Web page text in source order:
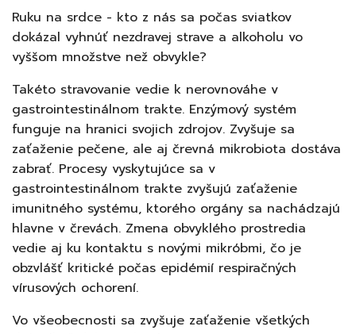
Ruku na srdce - kto z nás sa počas sviatkov
dokázal vyhnúť nezdravej strave a alkoholu vo
vyššom množstve než obvykle?
Takéto stravovanie vedie k nerovnováhe v
gastrointestinálnom trakte. Enzýmový systém
funguje na hranici svojich zdrojov. Zvyšuje sa
zaťaženie pečene, ale aj črevná mikrobiota dostáva
zabrať. Procesy vyskytujúce sa v
gastrointestinálnom trakte zvyšujú zaťaženie
imunitného systému, ktorého orgány sa nachádzajú
hlavne v črevách. Zmena obvyklého prostredia
vedie aj ku kontaktu s novými mikróbmi, čo je
obzvlášť kritické počas epidémií respiračných
vírusových ochorení.
Vo všeobecnosti sa zvyšuje zaťaženie všetkých